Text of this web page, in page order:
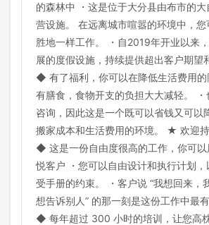
的森林中 ・这是位于大分县由布市的
营设施。 在远离城市喧嚣的环境中，
胜地一样工作。 ・自2019年开业以来
展的度假设施，持续提供超出客户期望
◆ 有了福利，你可以在降低生活费用
有膳食，食物开支的负担大大减轻。
咨询，因此这是一个既可以省钱又可以
搬家成本和生活费用的环境。 ★ 欢迎
◆ 这是一份自由度很高的工作，你可以
悦客户 ・您可以自由设计和执行计划
受手册的约束。 ・客户说 “我想回来，
想告诉别人” 的那一刻是这份工作中最有
◆ 每年超过 300 小时的培训，让您高